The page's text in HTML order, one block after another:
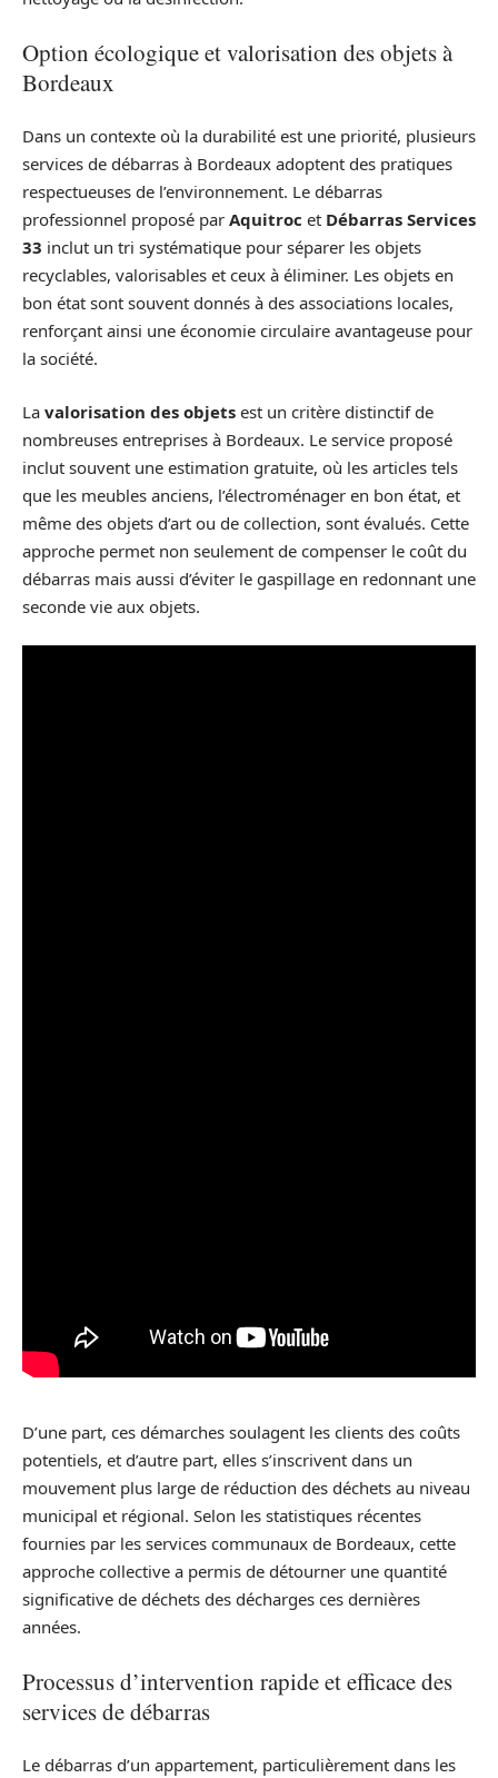
Option écologique et valorisation des objets à
Bordeaux
Dans un contexte où la durabilité est une priorité, plusieurs
services de débarras à Bordeaux adoptent des pratiques
respectueuses de l’environnement. Le débarras
professionnel proposé par Aquitroc et Débarras Services
33 inclut un tri systématique pour séparer les objets
recyclables, valorisables et ceux à éliminer. Les objets en
bon état sont souvent donnés à des associations locales,
renforçant ainsi une économie circulaire avantageuse pour
la société.
La valorisation des objets est un critère distinctif de
nombreuses entreprises à Bordeaux. Le service proposé
inclut souvent une estimation gratuite, où les articles tels
que les meubles anciens, l’électroménager en bon état, et
même des objets d’art ou de collection, sont évalués. Cette
approche permet non seulement de compenser le coût du
débarras mais aussi d’éviter le gaspillage en redonnant une
seconde vie aux objets.
D’une part, ces démarches soulagent les clients des coûts
potentiels, et d’autre part, elles s’inscrivent dans un
mouvement plus large de réduction des déchets au niveau
municipal et régional. Selon les statistiques récentes
fournies par les services communaux de Bordeaux, cette
approche collective a permis de détourner une quantité
significative de déchets des décharges ces dernières
années.
Processus d’intervention rapide et efficace des
services de débarras
Le débarras d’un appartement, particulièrement dans les